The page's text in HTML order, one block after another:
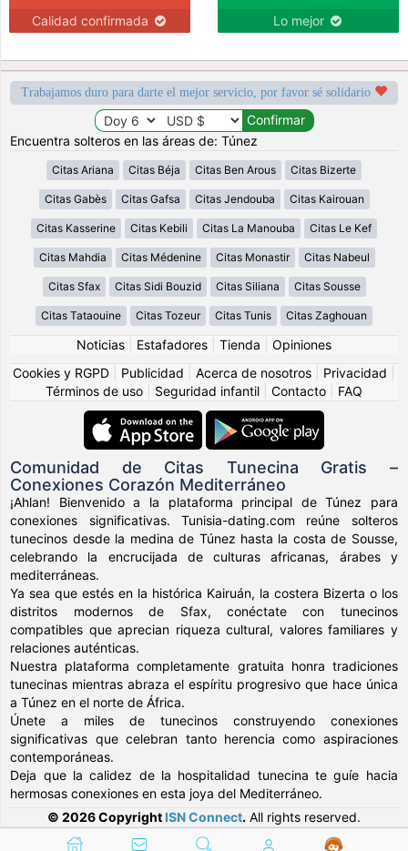
Calidad confirmada Lo mejor
Trabajamos duro para darte el mejor servicio, por favor sé solidario
Encuentra solteros en las áreas de: Túnez
Citas Ariana Citas Béja Citas Ben Arous Citas Bizerte
Citas Gabès Citas Gafsa Citas Jendouba Citas Kairouan
Citas Kasserine Citas Kebili Citas La Manouba Citas Le Kef
Citas Mahdia Citas Médenine Citas Monastir Citas Nabeul
Citas Sfax Citas Sidi Bouzid Citas Siliana Citas Sousse
Citas Tataouine Citas Tozeur Citas Tunis Citas Zaghouan
Noticias Estafadores Tienda
Opiniones
Cookies y RGPD
Publicidad Acerca de nosotros Privacidad
Términos de uso
Seguridad infantil Contacto FAQ
Comunidad de Citas Tunecina Gratis –
Conexiones Corazón Mediterráneo
¡Ahlan! Bienvenido a la plataforma principal de Túnez para
conexiones significativas. Tunisia-dating.com reúne solteros
tunecinos desde la medina de Túnez hasta la costa de Sousse,
celebrando la encrucijada de culturas africanas, árabes y
mediterráneas.
Ya sea que estés en la histórica Kairuán, la costera Bizerta o los
distritos modernos de Sfax, conéctate con tunecinos
compatibles que aprecian riqueza cultural, valores familiares y
relaciones auténticas.
Nuestra plataforma completamente gratuita honra tradiciones
tunecinas mientras abraza el espíritu progresivo que hace única
a Túnez en el norte de África.
Únete a miles de tunecinos construyendo conexiones
significativas que celebran tanto herencia como aspiraciones
contemporáneas.
Deja que la calidez de la hospitalidad tunecina te guíe hacia
hermosas conexiones en esta joya del Mediterráneo.
© 2026 Copyright ISN Connect. All rights reserved.